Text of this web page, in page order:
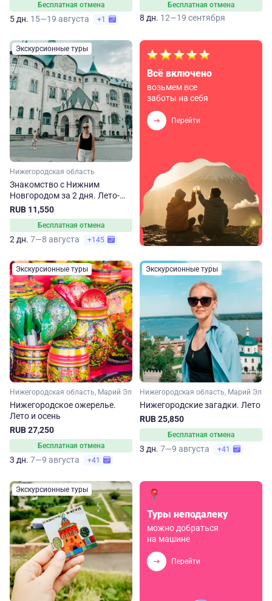
Бесплатная отмена
5 дн. 15—19 августа +1
Бесплатная отмена
8 дн. 12—19 сентября
Экскурсионные туры
Нижегородская область
Знакомство с Нижним
Новгородом за 2 дня. Лето-
осень
RUB 11,550
Бесплатная отмена
2 дн. 7—8 августа +145
Всё включено
возьмем все
заботы на себя
Перейти
Экскурсионные туры
Нижегородская область, Марий Эл
Нижегородское ожерелье.
Лето и осень
RUB 27,250
Бесплатная отмена
3 дн. 7—9 августа +41
Экскурсионные туры
Нижегородская область, Марий Эл
Нижегородские загадки. Лето
RUB 25,850
Бесплатная отмена
3 дн. 7—9 августа +41
Экскурсионные туры
Туры неподалеку
можно добраться
на машине
Перейти